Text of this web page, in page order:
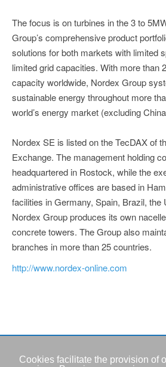
Cookies facilitate the provision of
The focus is on turbines in the 3 to
Group’s comprehensive product
solutions for both markets with limited
limited grid capacities. With more than
capacity worldwide, Nordex Group
sustainable energy throughout more
world’s energy market (excluding
Nordex SE is listed on the TecDAX of
Exchange. The management holding
headquartered in Rostock, while the
administrative offices are based in
facilities in Germany, Spain, Brazil, the
Nordex Group produces its own
concrete towers. The Group also
branches in more than 25 countries.
http://www.nordex-online.com
Events